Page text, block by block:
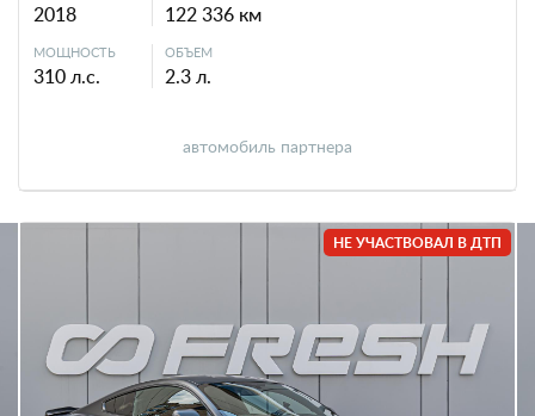
2018 122 336 км
МОЩНОСТЬ
310 л.с.
ОБЪЕМ
2.3 л.
автомобиль партнера
НЕ УЧАСТВОВАЛ В ДТП